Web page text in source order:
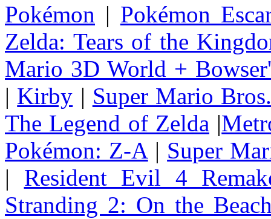
Pokémon | Pokémon
Zelda: Tears of the
Mario 3D World +
| Kirby | Super Mario
The Legend of Zelda |
Pokémon: Z-A | Super
| Resident Evil 4
Stranding 2: On the